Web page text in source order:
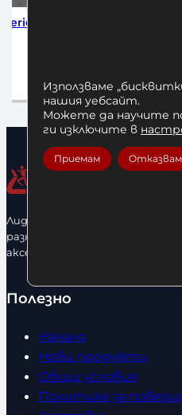
Лидерфитнес е водещ
разнообразие от бойна
аксесоари.
Полезно
Начало
Нови продукти
Общи условия
Политика за
Използваме
нашия уебсайт.
Можете да научите
ги изключите в
Приемам Отказвам